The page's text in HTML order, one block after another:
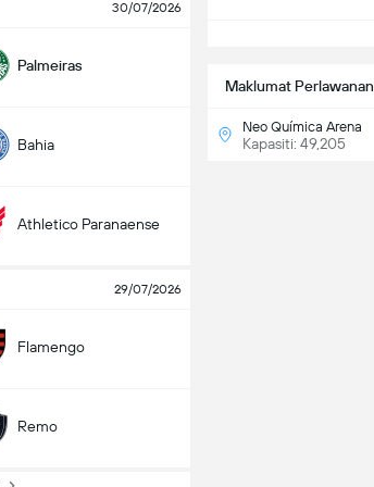
30/07/2026
Palmeiras
Bahia
Athletico Paranaense
29/07/2026
Flamengo
Remo
Maklumat Perlawanan
Neo Química Arena
Kapasiti: 49,205